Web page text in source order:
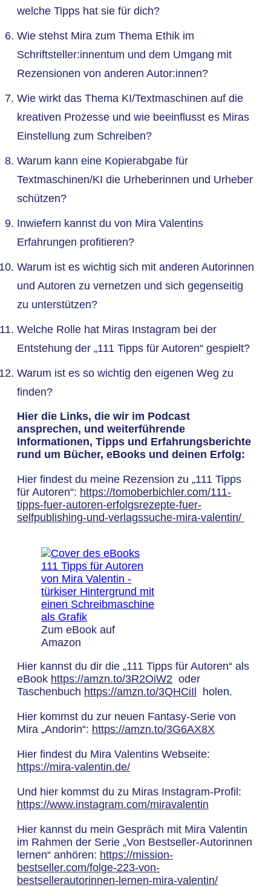
welche Tipps hat sie für dich?
Wie stehst Mira zum Thema Ethik im
Schriftsteller:innentum und dem Umgang mit
Rezensionen von anderen Autor:innen?
Wie wirkt das Thema KI/Textmaschinen auf die
kreativen Prozesse und wie beeinflusst es Miras
Einstellung zum Schreiben?
Warum kann eine Kopierabgabe für
Textmaschinen/KI die Urheberinnen und Urheber
schützen?
Inwiefern kannst du von Mira Valentins
Erfahrungen profitieren?
Warum ist es wichtig sich mit anderen Autorinnen
und Autoren zu vernetzen und sich gegenseitig
zu unterstützen?
Welche Rolle hat Miras Instagram bei der
Entstehung der „111 Tipps für Autoren“ gespielt?
Warum ist es so wichtig den eigenen Weg zu
finden?
Hier die Links, die wir im Podcast
ansprechen, und weiterführende
Informationen, Tipps und Erfahrungsberichte
rund um Bücher, eBooks und deinen Erfolg:
Hier findest du meine Rezension zu „111 Tipps
für Autoren“: https://tomoberbichler.com/111-
tipps-fuer-autoren-erfolgsrezepte-fuer-
selfpublishing-und-verlagssuche-mira-valentin/
Zum eBook auf
Amazon
Hier kannst du dir die „111 Tipps für Autoren“ als
eBook https://amzn.to/3R2OiW2 oder
Taschenbuch https://amzn.to/3QHCiIl holen.
Hier kommst du zur neuen Fantasy-Serie von
Mira „Andorin“: https://amzn.to/3G6AX8X
Hier findest du Mira Valentins Webseite:
https://mira-valentin.de/
Und hier kommst du zu Miras Instagram-Profil:
https://www.instagram.com/miravalentin
Hier kannst du mein Gespräch mit Mira Valentin
im Rahmen der Serie „Von Bestseller-Autorinnen
lernen“ anhören: https://mission-
bestseller.com/folge-223-von-
bestsellerautorinnen-lernen-mira-valentin/